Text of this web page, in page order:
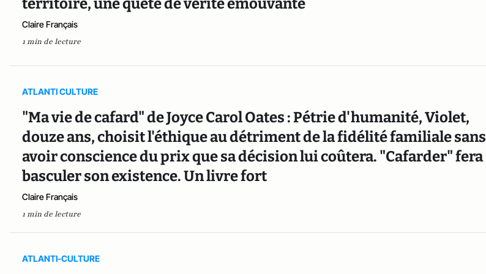
Claire Français
1 min de lecture
ATLANTI CULTURE
"Ma vie de cafard" de Joyce Carol Oates : Pétrie d'humanité, Violet,
douze ans, choisit l'éthique au détriment de la fidélité familiale sans
avoir conscience du prix que sa décision lui coûtera. "Cafarder" fera
basculer son existence. Un livre fort
Claire Français
1 min de lecture
ATLANTI-CULTURE